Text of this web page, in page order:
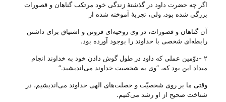
اگر چه حضرت داود در گذشتهٔ زندگی خود مرتکب گناهان و قصورات
بزرگی شده بود، ولی‌، تجربهٔ آموخته شده از
آن گناهان و قصورات، در وی روحیه‌ای فروتن و اشتیاق برای داشتن
رابطه‌ای شخصی با خداوند را بوجود آورده بود.
۲ -دوّمین عملی که داود در طول گوش دادن خود به خداوند انجام
میداد این بود که، “وی به شخصیت خداوند می‌‌اندیشید.”
وقتی ما بر روی شخصیّت و خصلت‌های الهی خداوند می‌‌اندیشیم، در
شناخت صحیح از او رشد می‌‌کنیم.